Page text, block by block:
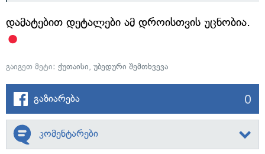
დამატებით დეტალები ამ დროისთვის უცნობია.
გაიგეთ მეტი: ქუთაისი, უბედური შემთხვევა
გაზიარება 0
კომენტარები